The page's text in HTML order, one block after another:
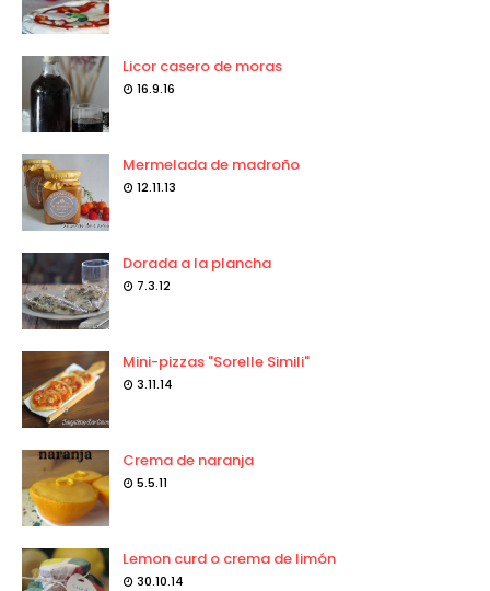
Licor casero de moras
16.9.16
Mermelada de madroño
12.11.13
Dorada a la plancha
7.3.12
Mini-pizzas "Sorelle Simili"
3.11.14
Crema de naranja
5.5.11
Lemon curd o crema de limón
30.10.14